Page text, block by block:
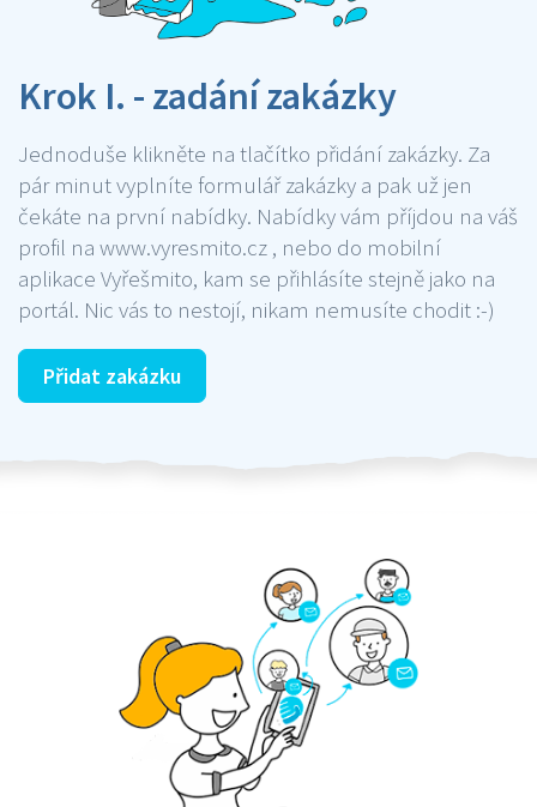
Krok I. - zadání zakázky
Jednoduše klikněte na tlačítko přidání zakázky. Za
pár minut vyplníte formulář zakázky a pak už jen
čekáte na první nabídky. Nabídky vám příjdou na váš
profil na www.vyresmito.cz , nebo do mobilní
aplikace Vyřešmito, kam se přihlásíte stejně jako na
portál. Nic vás to nestojí, nikam nemusíte chodit :-)
Přidat zakázku